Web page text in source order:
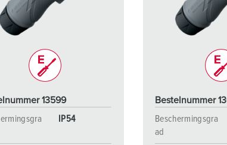
SCHUKO® en contactmateriaal met
Data-/netwerktechniek
Producten met uitgebreide uitvoeringen en
Overige producten en toebehoren
13599
IP54
Bestelnummer
Beschermingsgra
ad